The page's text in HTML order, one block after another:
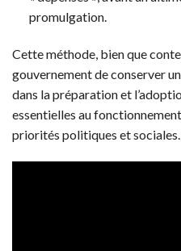
promulgation.
Cette méthode, bien que
gouvernement de conserver
dans la préparation et
essentielles au
priorités politiques et sociales.